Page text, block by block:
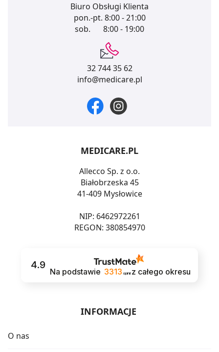
Biuro Obsługi Klienta
pon.-pt. 8:00 - 21:00
sob.
8:00 - 19:00
32 744 35 62
info@medicare.pl
MEDICARE.PL
Allecco Sp. z o.o.
Białobrzeska 45
41-409 Mysłowice
NIP: 6462972261
REGON: 380854970
4.9
Na podstawie 3313 opinii z całego okresu
INFORMACJE
O nas